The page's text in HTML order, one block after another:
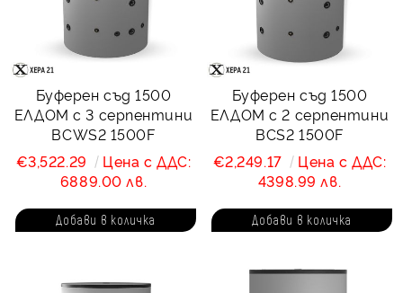
Буферен съд 1500
ЕЛДОМ с 3 серпентини
BCWS2 1500F
€3,522.29
Цена с ДДС:
6889.00 лв.
Буферен съд 1500
ЕЛДОМ с 2 серпентини
BCS2 1500F
€2,249.17
Цена с ДДС:
4398.99 лв.